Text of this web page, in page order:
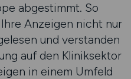
abgestimmt. So
Anzeigen nicht nur
und verstanden
auf den Kliniksektor
in einem Umfeld